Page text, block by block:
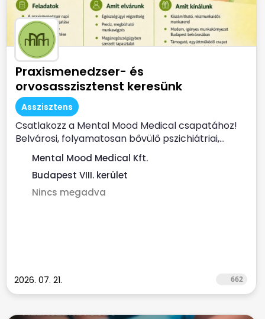
Praxismenedzser- és
orvosasszisztenst keresünk
Asszisztens
Csatlakozz a Mental Mood Medical csapatához!
Belvárosi, folyamatosan bővülő pszichiátriai,...
Mental Mood Medical Kft.
Budapest VIII. kerület
Nincs megadva
2026. 07. 21. 662